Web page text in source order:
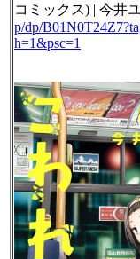
コミックス) | 今井
p/dp/
h=1&psc=1